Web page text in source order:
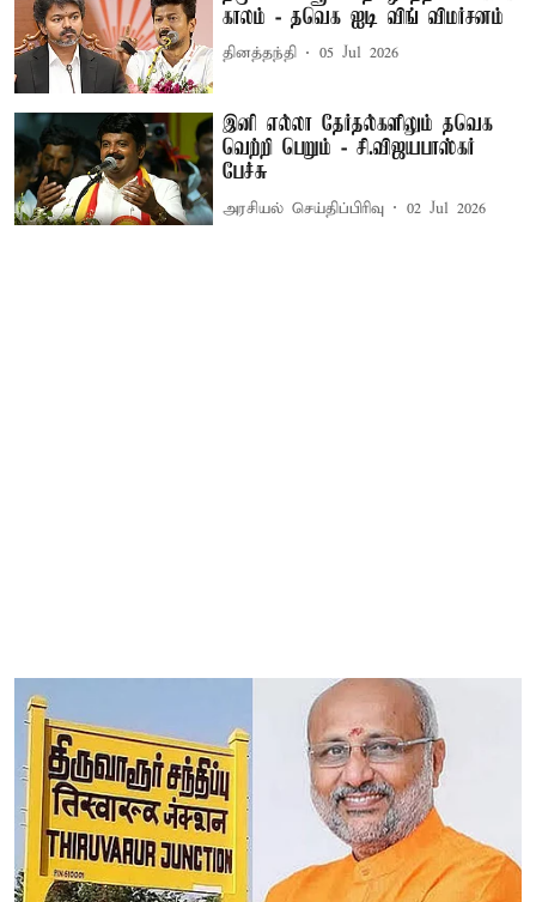
காலம் - தவெக ஐடி விங் விமர்சனம்
தினத்தந்தி 05 Jul 2026
இனி எல்லா தேர்தல்களிலும் தவெக
வெற்றி பெறும் - சி.விஜயபாஸ்கர்
பேச்சு
அரசியல் செய்திப்பிரிவு 02 Jul 2026